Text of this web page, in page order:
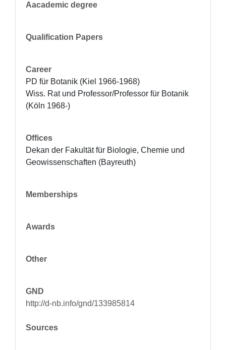
Aacademic degree
Qualification Papers
Career
PD für Botanik (Kiel 1966-1968)
Wiss. Rat und Professor/Professor für Botanik
(Köln 1968-)
Offices
Dekan der Fakultät für Biologie, Chemie und
Geowissenschaften (Bayreuth)
Memberships
Awards
Other
GND
http://d-nb.info/gnd/133985814
Sources